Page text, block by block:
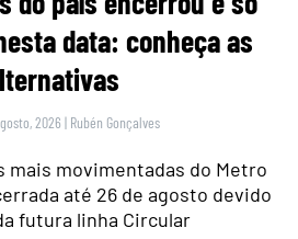
data: conheça as
2026 | Rubén Gonçalves
mais movimentadas do Metro
até 26 de agosto devido
futura linha Circular